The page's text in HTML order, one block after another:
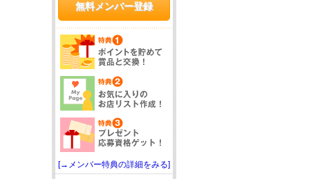
無料メンバー登録
[→メンバー特典の詳細をみる]